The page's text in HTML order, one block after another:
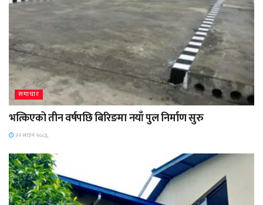
समाचार
भत्किएको तीन वर्षपछि बिरिङमा नयाँ पुल निर्माण सुरु
२२ साउन २०८३,